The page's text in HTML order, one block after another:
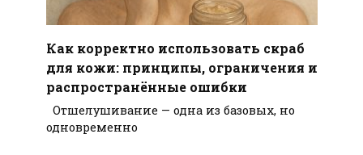
Как корректно использовать скраб
для кожи: принципы, ограничения и
распространённые ошибки
Отшелушивание — одна из базовых, но
одновременно